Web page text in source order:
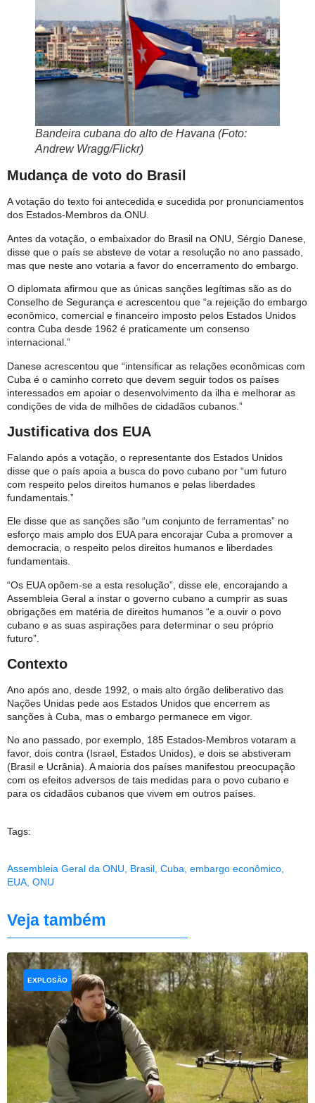
Bandeira cubana do alto de Havana (Foto:
Andrew Wragg/Flickr)
Mudança de voto do Brasil
A votação do texto foi antecedida e sucedida por pronunciamentos
dos Estados-Membros da ONU.
Antes da votação, o embaixador do Brasil na ONU, Sérgio Danese,
disse que o país se absteve de votar a resolução no ano passado,
mas que neste ano votaria a favor do encerramento do embargo.
O diplomata afirmou que as únicas sanções legítimas são as do
Conselho de Segurança e acrescentou que “a rejeição do embargo
econômico, comercial e financeiro imposto pelos Estados Unidos
contra Cuba desde 1962 é praticamente um consenso
internacional.”
Danese acrescentou que “intensificar as relações econômicas com
Cuba é o caminho correto que devem seguir todos os países
interessados ​​em apoiar o desenvolvimento da ilha e melhorar as
condições de vida de milhões de cidadãos cubanos.”
Justificativa dos EUA
Falando após a votação, o representante dos Estados Unidos
disse que o país apoia a busca do povo cubano por “um futuro
com respeito pelos direitos humanos e pelas liberdades
fundamentais.”
Ele disse que as sanções são “um conjunto de ferramentas” no
esforço mais amplo dos EUA para encorajar Cuba a promover a
democracia, o respeito pelos direitos humanos e liberdades
fundamentais.
“Os EUA opõem-se a esta resolução”, disse ele, encorajando a
Assembleia Geral a instar o governo cubano a cumprir as suas
obrigações em matéria de direitos humanos “e a ouvir o povo
cubano e as suas aspirações para determinar o seu próprio
futuro”.
Contexto
Ano após ano, desde 1992, o mais alto órgão deliberativo das
Nações Unidas pede aos Estados Unidos que encerrem as
sanções à Cuba, mas o embargo permanece em vigor.
No ano passado, por exemplo, 185 Estados-Membros votaram a
favor, dois contra (Israel, Estados Unidos), e dois se abstiveram
(Brasil e Ucrânia). A maioria dos países manifestou preocupação
com os efeitos adversos de tais medidas para o povo cubano e
para os cidadãos cubanos que vivem em outros países.
Tags:
Assembleia Geral da ONU, Brasil, Cuba, embargo econômico,
EUA, ONU
Veja também
EXPLOSÃO